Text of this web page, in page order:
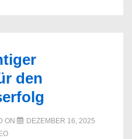
den
ON
DEZEMBER 16, 2025